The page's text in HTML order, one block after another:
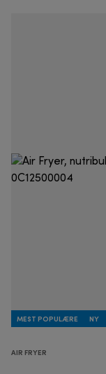
MEST POPULÆRE NY
AIR FRYER